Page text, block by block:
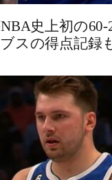
史上初の
スの得点記録